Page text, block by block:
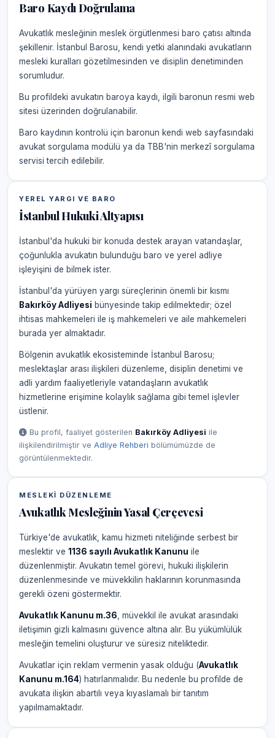
Baro Kaydı Doğrulama
Avukatlık mesleğinin meslek örgütlenmesi baro çatısı altında
şekillenir. İstanbul Barosu, kendi yetki alanındaki avukatların
mesleki kuralları gözetilmesinden ve disiplin denetiminden
sorumludur.
Bu profildeki avukatın baroya kaydı, ilgili baronun resmi web
sitesi üzerinden doğrulanabilir.
Baro kaydının kontrolü için baronun kendi web sayfasındaki
avukat sorgulama modülü ya da TBB'nin merkezî sorgulama
servisi tercih edilebilir.
YEREL YARGI VE BARO
İstanbul Hukuki Altyapısı
İstanbul'da hukuki bir konuda destek arayan vatandaşlar,
çoğunlukla avukatın bulunduğu baro ve yerel adliye
işleyişini de bilmek ister.
İstanbul'da yürüyen yargı süreçlerinin önemli bir kısmı
Bakırköy Adliyesi bünyesinde takip edilmektedir; özel
ihtisas mahkemeleri ile iş mahkemeleri ve aile mahkemeleri
burada yer almaktadır.
Bölgenin avukatlık ekosisteminde İstanbul Barosu;
meslektaşlar arası ilişkileri düzenleme, disiplin denetimi ve
adli yardım faaliyetleriyle vatandaşların avukatlık
hizmetlerine erişimine kolaylık sağlama gibi temel işlevler
üstlenir.
Bu profil, faaliyet gösterilen Bakırköy Adliyesi ile
ilişkilendirilmiştir ve Adliye Rehberi bölümümüzde de
görüntülenmektedir.
MESLEKI DÜZENLEME
Avukatlık Mesleğinin Yasal Çerçevesi
Türkiye'de avukatlık, kamu hizmeti niteliğinde serbest bir
meslektir ve 1136 sayılı Avukatlık Kanunu ile
düzenlenmiştir. Avukatın temel görevi, hukuki ilişkilerin
düzenlenmesinde ve müvekkilin haklarının korunmasında
gerekli özeni göstermektir.
Avukatlık Kanunu m.36 , müvekkil ile avukat arasındaki
iletişimin gizli kalmasını güvence altına alır. Bu yükümlülük
mesleğin temelini oluşturur ve süresiz niteliktedir.
Avukatlar için reklam vermenin yasak olduğu (Avukatlık
Kanunu m.164) hatırlanmalıdır. Bu nedenle bu profilde de
avukata ilişkin abartılı veya kıyaslamalı bir tanıtım
yapılmamaktadır.